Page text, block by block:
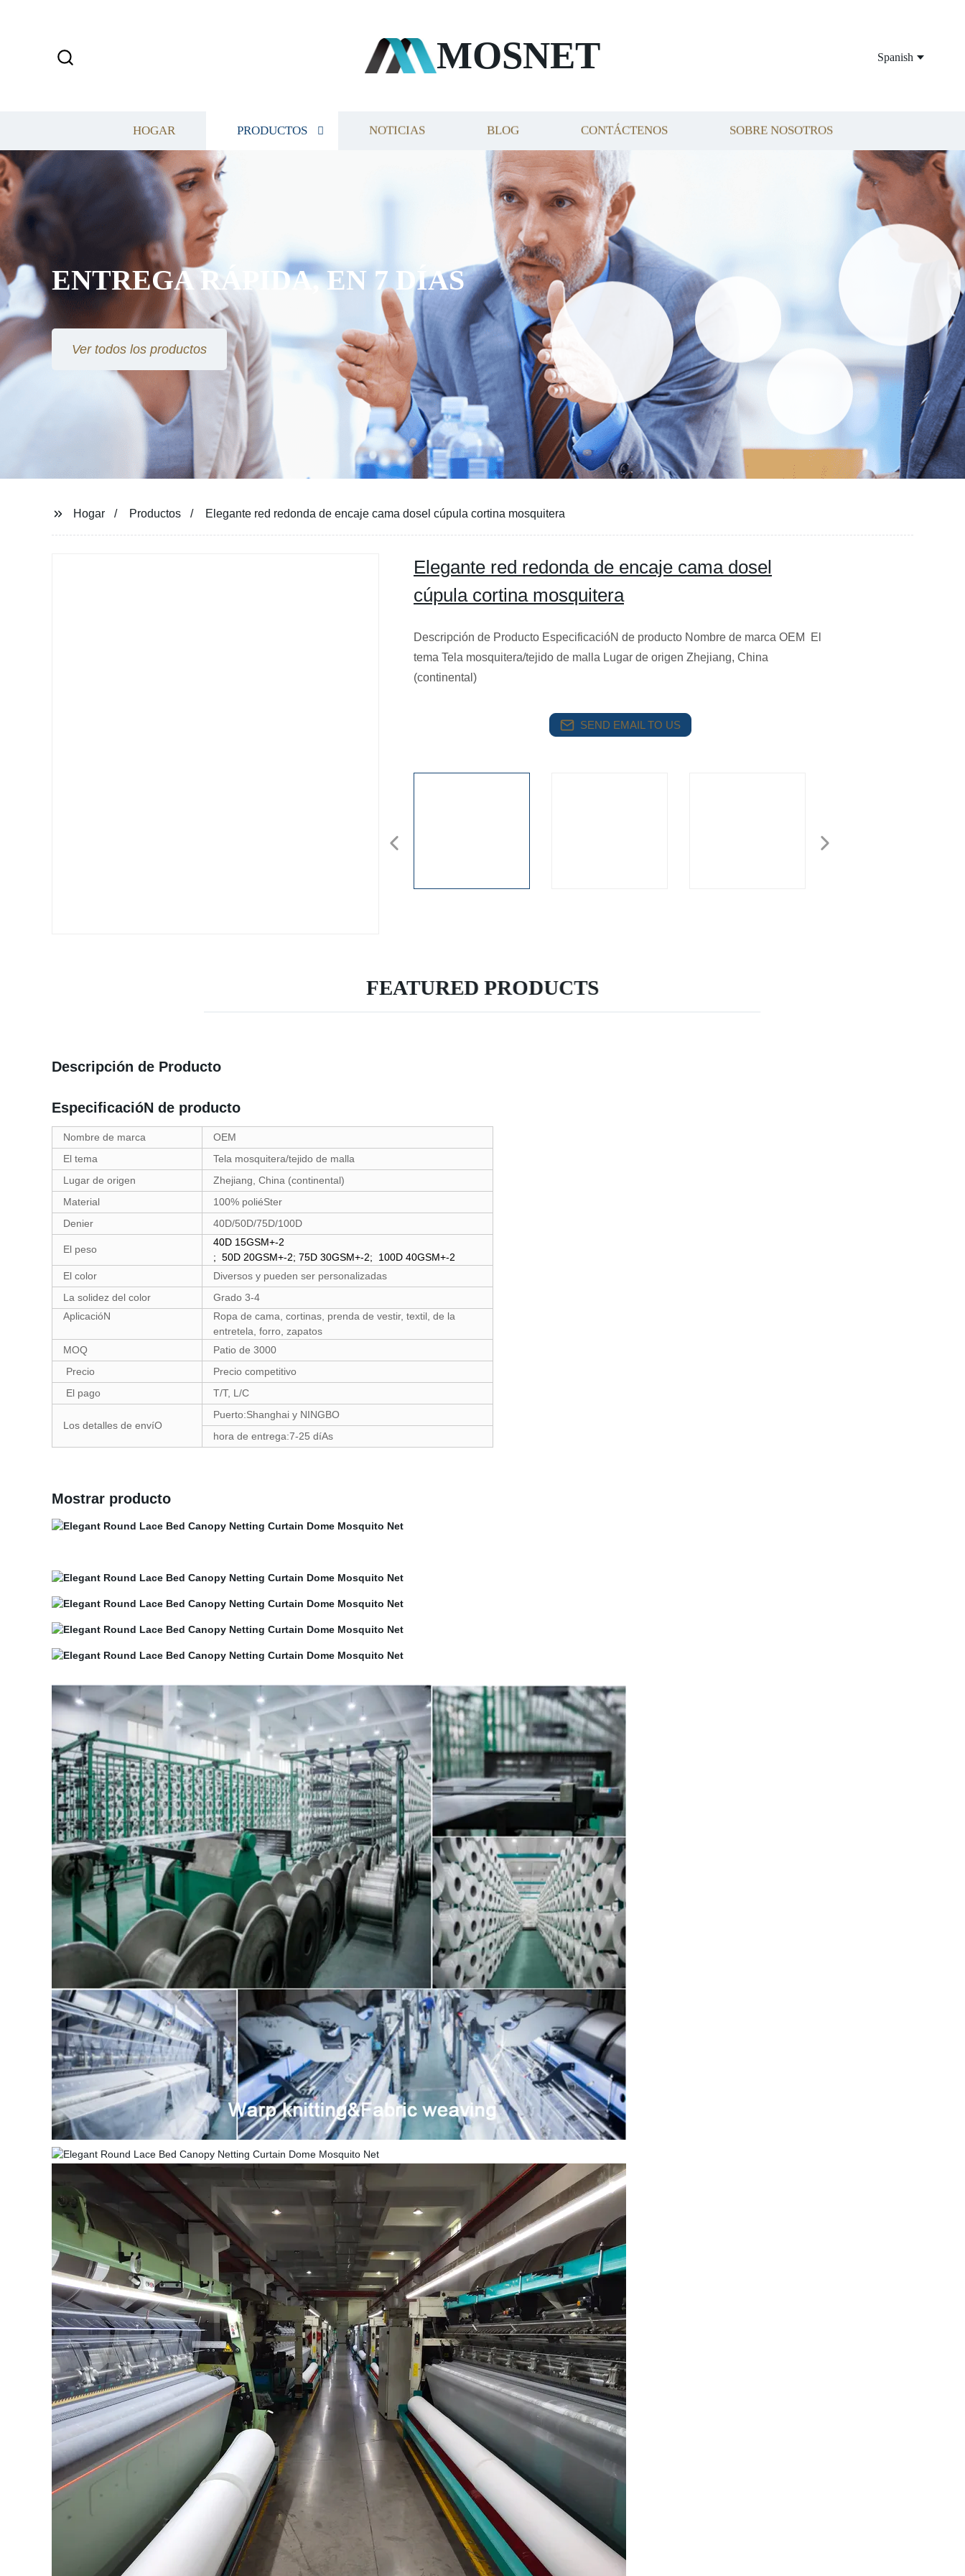
MOSNET Spanish
HOGAR PRODUCTOS NOTICIAS BLOG CONTÁCTENOS SOBRE NOSOTROS
EN 7 DÍAS
Hogar Productos Elegante red redonda de encaje cama dosel cúpula cortina mosquitera
Elegante red redonda de encaje cama dosel
cúpula cortina mosquitera
Descripción de Producto EspecificacióN de producto Nombre de marca OEM El
tema Tela mosquitera/tejido de malla Lugar de origen Zhejiang, China
(continental)
SEND EMAIL TO US
FEATURED PRODUCTS
Descripción de Producto
EspecificacióN de producto
Nombre de marca
OEM
El tema
Tela mosquitera/tejido de malla
Lugar de origen
Zhejiang, China (continental)
Material
100% poliéSter
Denier
40D/50D/75D/100D
El peso
40D 15GSM+-2
; 50D 20GSM+-2; 75D 30GSM+-2; 100D 40GSM+-2
El color
Diversos y pueden ser personalizadas
La solidez del color
Grado 3-4
AplicacióN
Ropa de cama, cortinas, prenda de vestir, textil, de la
entretela, forro, zapatos
MOQ
Patio de 3000
Precio
Precio competitivo
El pago
T/T, L/C
Los detalles de envíO
Puerto:Shanghai y NINGBO
hora de entrega:7-25 díAs
Mostrar producto